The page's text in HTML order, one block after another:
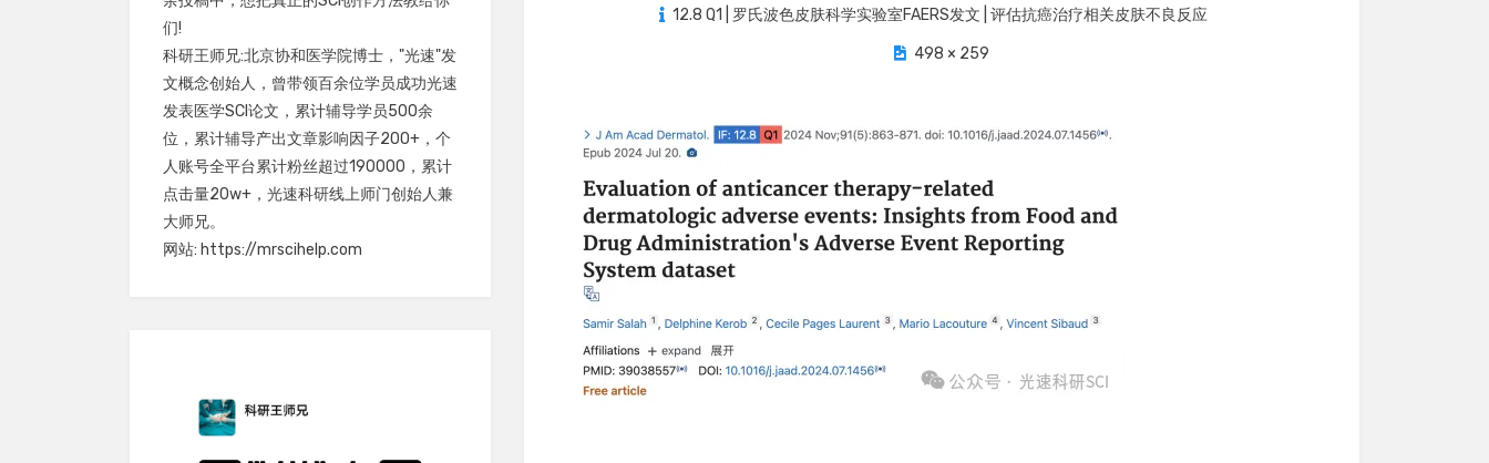
12.8 Q1 | 罗氏波色皮肤科学实验室FAERS发文 | 评估抗癌治疗相关皮肤不良反应
498 × 259
们!
科研王师兄:北京协和医学院博士，"光速"发
文概念创始人，曾带领百余位学员成功光速
发表医学SCI论文，累计辅导学员500余
位，累计辅导产出文章影响因子200+，个
人账号全平台累计粉丝超过190000，累计
点击量20w+，光速科研线上师门创始人兼
大师兄。
网站: https://mrscihelp.com